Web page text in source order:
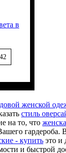
в
42
женской
стиль
на то, что
гардероба.
- купить это и
и быстрой